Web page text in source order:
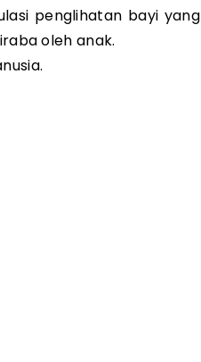
penglihatan bayi yang
oleh anak.